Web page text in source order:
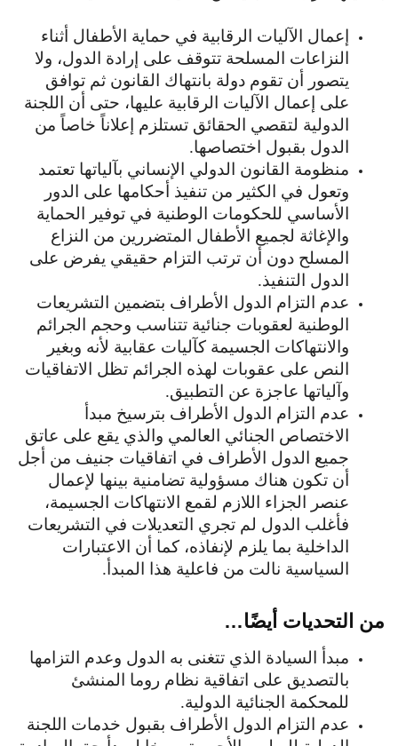
إعمال الآليات الرقابية في حماية الأطفال أثناء
النزاعات المسلحة تتوقف على إرادة الدول، ولا
يتصور أن تقوم دولة بانتهاك القانون ثم توافق
على إعمال الآليات الرقابية عليها، حتى أن اللجنة
الدولية لتقصي الحقائق تستلزم إعلاناً خاصاً من
الدول بقبول اختصاصها.
منظومة القانون الدولي الإنساني بآلياتها تعتمد
وتعول في الكثير من تنفيذ أحكامها على الدور
الأساسي للحكومات الوطنية في توفير الحماية
والإغاثة لجميع الأطفال المتضررين من النزاع
المسلح دون أن ترتب التزام حقيقي يفرض على
الدول التنفيذ.
عدم التزام الدول الأطراف بتضمين التشريعات
الوطنية لعقوبات جنائية تتناسب وحجم الجرائم
والانتهاكات الجسيمة كآليات عقابية لأنه وبغير
النص على عقوبات لهذه الجرائم تظل الاتفاقيات
وآلياتها عاجزة عن التطبيق.
عدم التزام الدول الأطراف بترسيخ مبدأ
الاختصاص الجنائي العالمي والذي يقع على عاتق
جميع الدول الأطراف في اتفاقيات جنيف من أجل
أن تكون هناك مسؤولية تضامنية بينها لإعمال
عنصر الجزاء اللازم لقمع الانتهاكات الجسيمة،
فأغلب الدول لم تجري التعديلات في التشريعات
الداخلية بما يلزم لإنفاذه، كما أن الاعتبارات
السياسية نالت من فاعلية هذا المبدأ.
من التحديات أيضًا…
مبدأ السيادة الذي تتغنى به الدول وعدم التزامها
بالتصديق على اتفاقية نظام روما المنشئ
للمحكمة الجنائية الدولية.
عدم التزام الدول الأطراف بقبول خدمات اللجنة